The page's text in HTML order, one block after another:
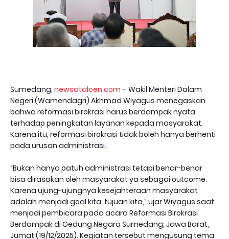
Sumedang, newsataloen.com – Wakil Menteri Dalam
Negeri (Wamendagri) Akhmad Wiyagus menegaskan
bahwa reformasi birokrasi harus berdampak nyata
terhadap peningkatan layanan kepada masyarakat.
Karena itu, reformasi birokrasi tidak boleh hanya berhenti
pada urusan administrasi.
“Bukan hanya patuh administrasi tetapi benar-benar
bisa dirasakan oleh masyarakat ya sebagai outcome.
Karena ujung-ujungnya kesejahteraan masyarakat
adalah menjadi goal kita, tujuan kita,” ujar Wiyagus saat
menjadi pembicara pada acara Reformasi Birokrasi
Berdampak di Gedung Negara Sumedang, Jawa Barat,
Jumat (19/12/2025). Kegiatan tersebut mengusung tema